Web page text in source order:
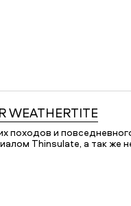
WEATHERTITE
походов и
Thinsulate, а так же